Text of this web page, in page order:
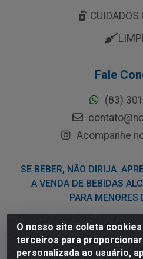
O nosso site coleta
terceiros para
personalizada ao usuário,
CUIDADOS
Fale
(83)
Acompanhe
SE BEBER, NÃO DIRIJA.
A VENDA DE BEBIDAS
PARA MENORES
Nordil Distribuidora - Avenida
Sesi - Bayeux/PB - CEP